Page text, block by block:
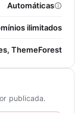
Automáticas
ilimitados
ThemeForest
publicada.